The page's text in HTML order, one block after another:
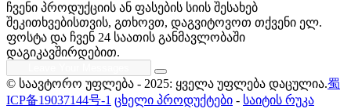
ჩვენი პროდუქციის ან ფასების სიის შესახებ
შეკითხვებისთვის, გთხოვთ, დაგვიტოვოთ თქვენი ელ.
ფოსტა და ჩვენ 24 საათის განმავლობაში
დაგიკავშირდებით.
© საავტორო უფლება - 2025: ყველა უფლება დაცულია.蜀
ICP备19037144号-1 ცხელი პროდუქტები - საიტის რუკა